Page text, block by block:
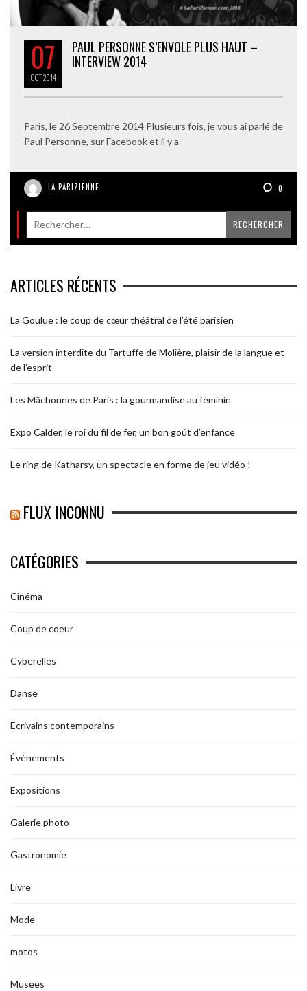
07
OCT2014
PAUL PERSONNE S’ENVOLE PLUS HAUT –
INTERVIEW 2014
Paris, le 26 Septembre 2014 Plusieurs fois, je vous ai parlé de
Paul Personne, sur Facebook et il y a
LA PARIZIENNE 0
ARTICLES RÉCENTS
La Goulue : le coup de cœur théâtral de l’été parisien
La version interdite du Tartuffe de Molière, plaisir de la langue et
de l’esprit
Les Mâchonnes de Paris : la gourmandise au féminin
Expo Calder, le roi du fil de fer, un bon goût d’enfance
Le ring de Katharsy, un spectacle en forme de jeu vidéo !
FLUX INCONNU
CATÉGORIES
Cinéma
Coup de coeur
Cyberelles
Danse
Ecrivains contemporains
Évènements
Expositions
Galerie photo
Gastronomie
Livre
Mode
motos
Musees